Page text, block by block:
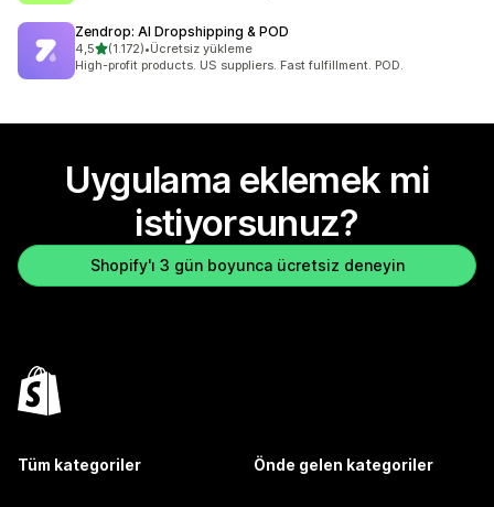
Zendrop: AI Dropshipping & POD
4,55 yıldız üzerinden
(1.172)
toplam 1172 değerlendirme
•Ücretsiz yükleme
High-profit products. US suppliers. Fast fulfillment. POD.
Uygulama eklemek mi
istiyorsunuz?
Shopify'ı 3 gün boyunca ücretsiz deneyin
Tüm kategoriler Önde gelen kategoriler